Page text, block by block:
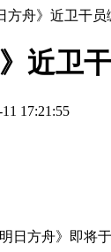
方舟》近卫干
》近卫
17:21:55
日方舟》即将